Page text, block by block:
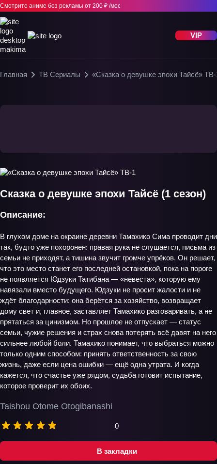
Смотрите аниме без рекламы от 200 ₽ /мес
VIP
Главная ТВ Сериалы «Сказка о девушке эпохи Тайсё»
В закладки
Сказка о девушке эпохи Тайсё (1 сезон)
Taishou Otome Otogibanashi
0
Описание:
В глухом доме на окраине деревни Тамахико Сима проводит дни
так, будто уже похоронен: правая рука не слушается, письма из
семьи не приходят, а тишина звучит громче упрёков. Он решает,
что это место станет его последней остановкой, пока на пороге
не появляется Юдзуки Татибана — «невеста», которую ему
навязали вместо будущего. Юдзуки не просит жалости и не
ждёт благодарности: она берётся за хозяйство, возвращает
дому свет и, главное, заставляет Тамахико разговаривать, а не
прятаться за цинизмом. Но прошлое не отпускает — статус
семьи, чужие решения и страх снова потерять всё давят на него
сильнее любой боли. Тамахико понимает, что выбраться можно
только одним способом: принять ответственность за свою
жизнь, даже если цена ошибки — ещё одна утрата. И когда
кажется, что счастье уже рядом, судьба готовит испытание,
которое проверит их обоих.